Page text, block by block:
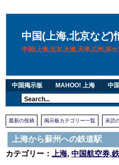
中国(上海,北京など)
中国(上海,北京,大連,天津,広州,深
中国掲示板 MAHOO! 上海 中
最新の投稿 掲示板カテゴリー一覧 未読
上海から蘇州への鉄道駅
カテゴリー：
上海, 中国航空券,